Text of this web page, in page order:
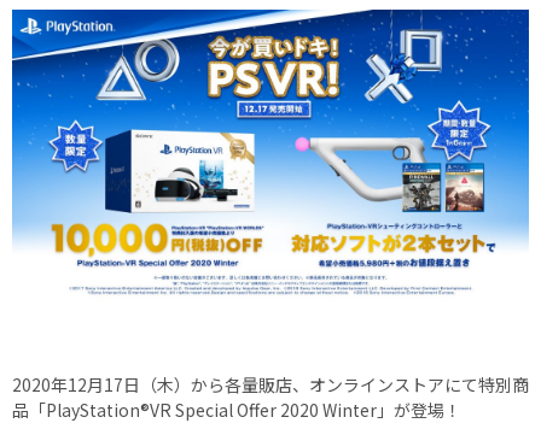
2020年12月17日（木）から各量販店、オンラインストアにて特別商
品「PlayStation®VR Special Offer 2020 Winter」が登場！